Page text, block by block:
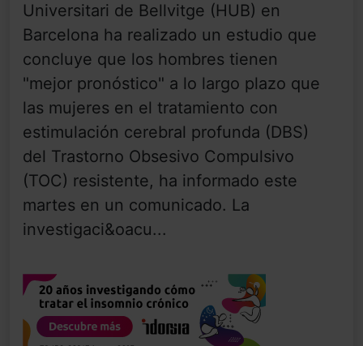
Universitari de Bellvitge (HUB) en
Barcelona ha realizado un estudio que
concluye que los hombres tienen
"mejor pronóstico" a lo largo plazo que
las mujeres en el tratamiento con
estimulación cerebral profunda (DBS)
del Trastorno Obsesivo Compulsivo
(TOC) resistente, ha informado este
martes en un comunicado. La
investigaci&oacu...